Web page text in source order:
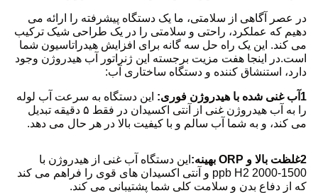
در عصر آگاهی از سلامتی، ما یک دستگاه پیشرفته را ارائه می
دهیم که عملکرد، راحتی و سلامتی را در یک طراحی شیک ترکیب
می کند. این یک راه حل سه گانه برای افزایش هیدراتاسیون شما
است.در اینجا هفت مزیت برجسته این ژنراتور آب هیدروژن وجود
دارد، استنشاق کننده و دستگاه ساختاری آب:
1آب غنی شده با هیدروژن فوری:
این دستگاه به سرعت آب لوله
را به آب هیدروژن غنی از آنتی اکسیدان در فقط ۵ دقیقه تبدیل
می کند، و به شما آب سالم و با کیفیت بالا در هر حال می دهد.
2غلظت بالا و ORP بهینه:
این دستگاه آب غنی از هیدروژن با
1500-2000 ppb H2 و آنتی اکسیدان های قوی را فراهم می کند
که از دفاع بدن و سلامت کلی شما پشتیبانی می کند.